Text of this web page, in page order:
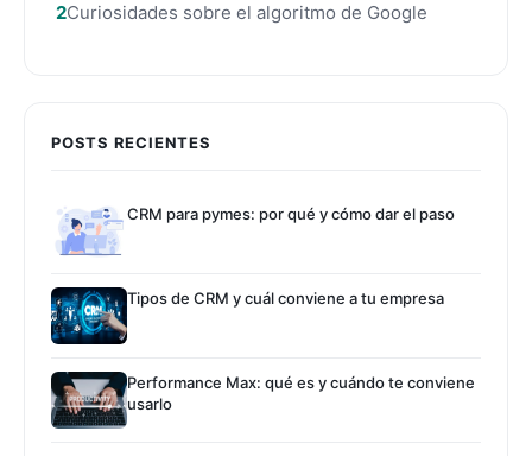
Curiosidades sobre el algoritmo de Google
POSTS RECIENTES
CRM para pymes: por qué y cómo dar el paso
Tipos de CRM y cuál conviene a tu empresa
Performance Max: qué es y cuándo te conviene
usarlo